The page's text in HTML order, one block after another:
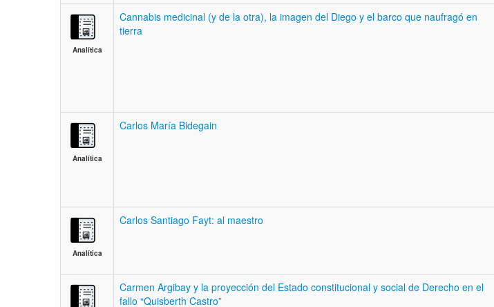
Analítica
Cannabis medicinal (y de la otra), la imagen del Diego y el barco que naufragó en
tierra
Analítica
Carlos María Bidegain
Analítica
Carlos Santiago Fayt: al maestro
Carmen Argibay y la proyección del Estado constitucional y social de Derecho en el
fallo “Quisberth Castro”